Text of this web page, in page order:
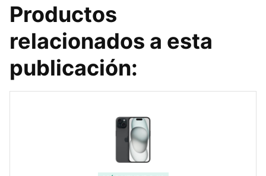
Productos
relacionados a esta
publicación: